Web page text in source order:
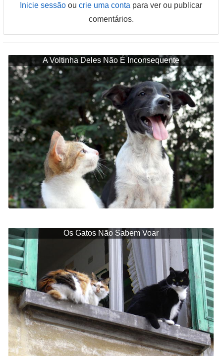
Inicie sessão ou crie uma conta para ver ou publicar
comentários.
A Voltinha Deles Não É Inconsequente
Os Gatos Não Sabem Voar